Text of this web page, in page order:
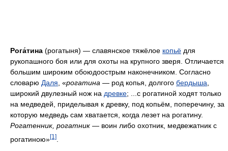
Рога́тина (рогатыня) — славянское тяжёлое копьё для
рукопашного боя или для охоты на крупного зверя. Отличается
большим широким обоюдоострым наконечником. Согласно
словарю Даля, «рогатина — род копья, долгого бердыша,
широкий двулезный нож на древке; ...с рогатиной ходят только
на медведей, приделывая к древку, под копьём, поперечину, за
которую медведь сам хватается, когда лезет на рогатину.
Рогатенник, рогатник — воин либо охотник, медвежатник с
рогатиною»[1]